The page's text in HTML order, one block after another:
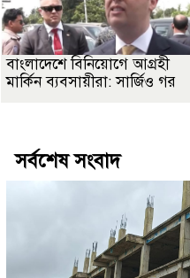
বাংলাদেশে বিনিয়োগে আগ্রহী
মার্কিন ব্যবসায়ীরা: সার্জিও গর
সর্বশেষ সংবাদ